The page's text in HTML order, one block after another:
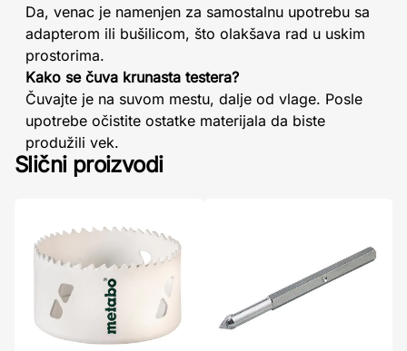
Da, venac je namenjen za samostalnu upotrebu sa
adapterom ili bušilicom, što olakšava rad u uskim
prostorima.
Kako se čuva krunasta testera?
Čuvajte je na suvom mestu, dalje od vlage. Posle
upotrebe očistite ostatke materijala da biste
produžili vek.
Slični proizvodi